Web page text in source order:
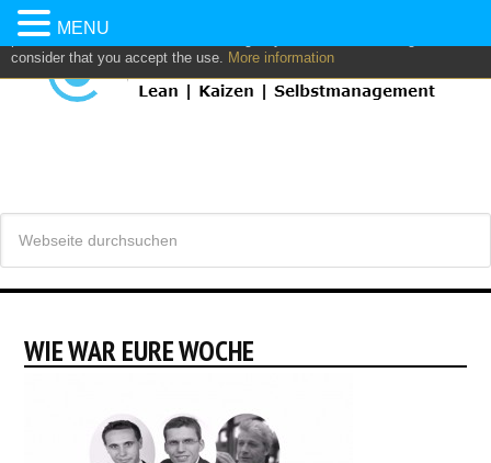
This website uses own and/or third parties cookies to: analyze,
personalize content and/or advertising. If you continue browsing, we
consider that you accept the use. More information
WIE WAR EURE WOCHE
MENU